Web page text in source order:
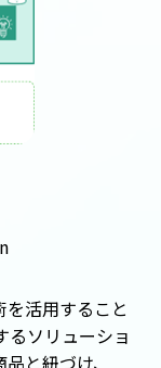
活用すること
るソリューショ
と紐づけ、